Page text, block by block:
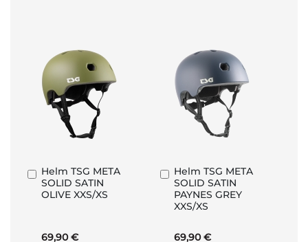
Helm TSG META
SOLID SATIN
OLIVE XXS/XS
69,90 €
In
den
Warenkorb
Helm TSG META
SOLID SATIN
PAYNES GREY
XXS/XS
69,90 €
In
den
Warenkorb